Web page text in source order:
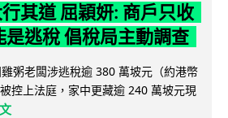
其道 屈穎妍: 商戶只收
是逃稅 倡稅局主動調查
粥老闆涉逃稅逾 380 萬坡元（約港幣
控上法庭，家中更藏逾 240 萬坡元現